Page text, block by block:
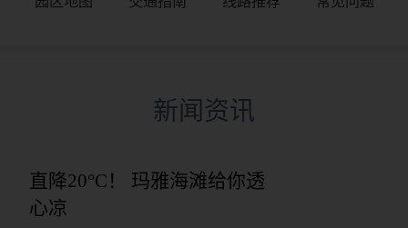
新闻资讯
直降20°C！ 玛雅海滩给你透
心凉